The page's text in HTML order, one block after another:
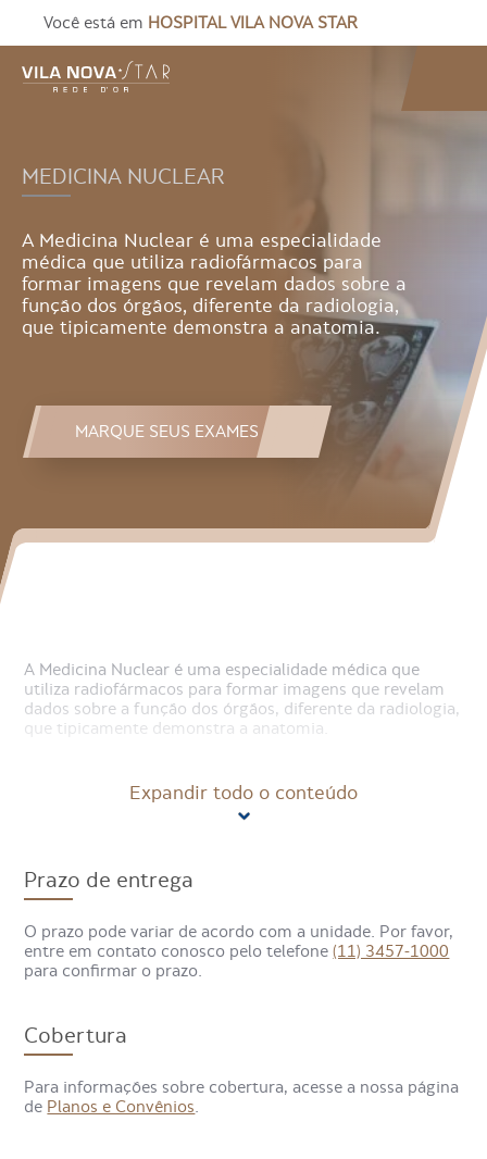
Você está em HOSPITAL VILA NOVA STAR
MEDICINA NUCLEAR
A Medicina Nuclear é uma especialidade
médica que utiliza radiofármacos para
formar imagens que revelam dados sobre a
função dos órgãos, diferente da radiologia,
que tipicamente demonstra a anatomia.
MARQUE SEUS EXAMES
A Medicina Nuclear é uma especialidade médica que
utiliza radiofármacos para formar imagens que revelam
dados sobre a função dos órgãos, diferente da radiologia,
que tipicamente demonstra a anatomia.
Expandir todo o conteúdo
Prazo de entrega
O prazo pode variar de acordo com a unidade. Por favor,
entre em contato conosco pelo telefone(11) 3457-1000
para confirmar o prazo.
Cobertura
Para informações sobre cobertura, acesse a nossa página
de Planos e Convênios